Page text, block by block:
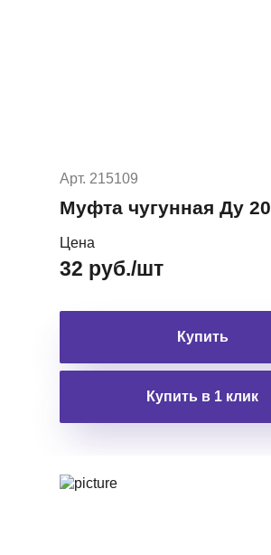
Арт. 215109
Муфта чугунная Ду 20
Цена
32 руб./шт
Купить
Купить в 1 клик